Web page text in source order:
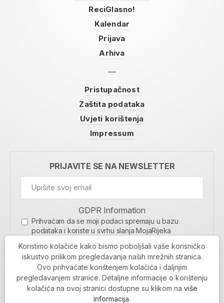
ReciGlasno!
Kalendar
Prijava
Arhiva
Pristupačnost
Zaštita podataka
Uvjeti korištenja
Impressum
PRIJAVITE SE NA NEWSLETTER
GDPR Information
Prihvaćam da se moji podaci spremaju u bazu
podataka i koriste u svrhu slanja MojaRijeka
MOJARIJEKA NEWSLETTER
PRIJAVI SE
Koristimo kolačiće kako bismo poboljšali vaše korisničko
iskustvo prilikom pregledavanja naših mrežnih stranica.
Ovo prihvaćate korištenjem kolačića i daljnjim
pregledavanjem stranice. Detaljne informacije o korištenju
kolačića na ovoj stranici dostupne su klikom na više
informacija.